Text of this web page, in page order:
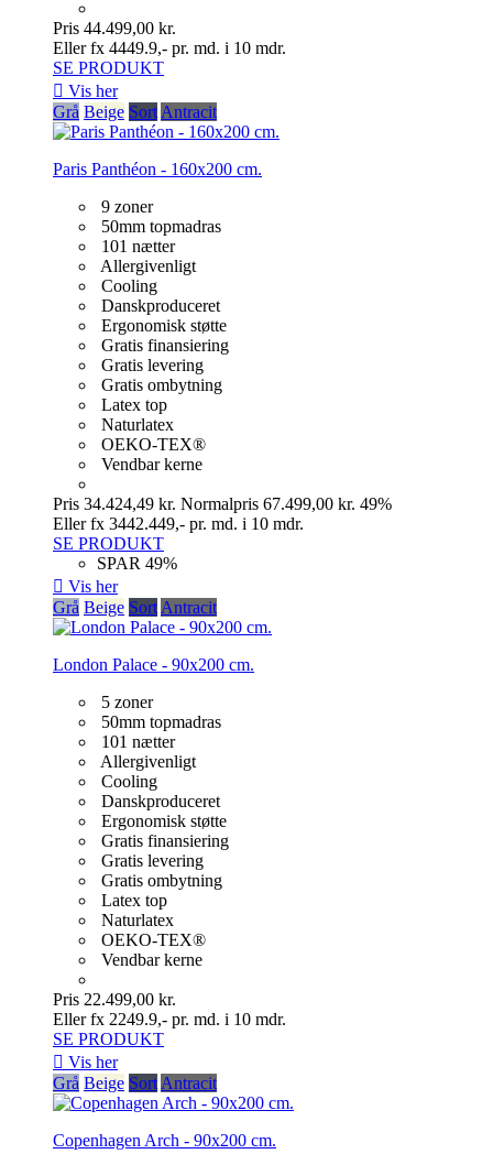
Pris 44.499,00 kr.
Eller fx 4449.9,- pr. md. i 10 mdr.
SE PRODUKT
 Vis her
Grå Beige Sort Antracit
Paris Panthéon - 160x200 cm.
9 zoner
50mm topmadras
101 nætter
Allergivenligt
Cooling
Danskproduceret
Ergonomisk støtte
Gratis finansiering
Gratis levering
Gratis ombytning
Latex top
Naturlatex
OEKO-TEX®
Vendbar kerne
Pris 34.424,49 kr. Normalpris 67.499,00 kr. 49%
Eller fx 3442.449,- pr. md. i 10 mdr.
SE PRODUKT
SPAR 49%
 Vis her
Grå Beige Sort Antracit
London Palace - 90x200 cm.
5 zoner
50mm topmadras
101 nætter
Allergivenligt
Cooling
Danskproduceret
Ergonomisk støtte
Gratis finansiering
Gratis levering
Gratis ombytning
Latex top
Naturlatex
OEKO-TEX®
Vendbar kerne
Pris 22.499,00 kr.
Eller fx 2249.9,- pr. md. i 10 mdr.
SE PRODUKT
 Vis her
Grå Beige Sort Antracit
Copenhagen Arch - 90x200 cm.